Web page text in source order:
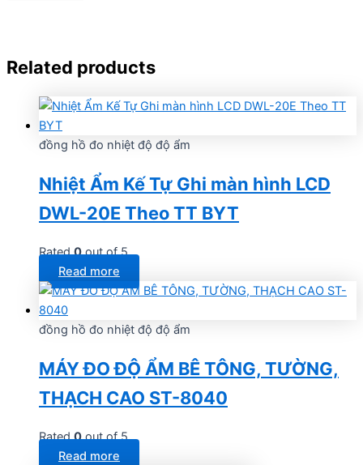
Related products
đồng hồ đo nhiệt độ độ ẩm
Nhiệt Ẩm Kế Tự Ghi màn hình LCD
DWL-20E Theo TT BYT
Rated0out of 5
Read more
đồng hồ đo nhiệt độ độ ẩm
MÁY ĐO ĐỘ ẨM BÊ TÔNG, TƯỜNG,
THẠCH CAO ST-8040
Rated0out of 5
Read more